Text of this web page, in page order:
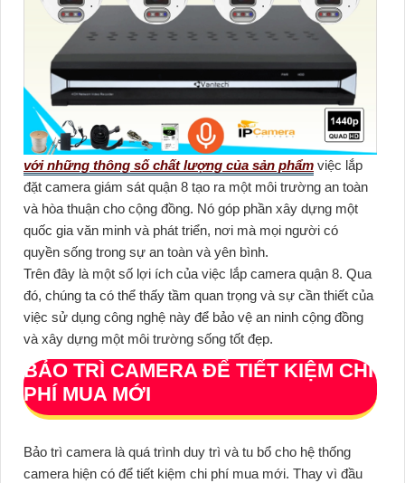
với những thông số chất lượng của sản phẩm việc lắp
đặt camera giám sát quận 8 tạo ra một môi trường an toàn
và hòa thuận cho cộng đồng. Nó góp phần xây dựng một
quốc gia văn minh và phát triển, nơi mà mọi người có
quyền sống trong sự an toàn và yên bình.
Trên đây là một số lợi ích của việc lắp camera quận 8. Qua
đó, chúng ta có thể thấy tầm quan trọng và sự cần thiết của
việc sử dụng công nghệ này để bảo vệ an ninh cộng đồng
và xây dựng một môi trường sống tốt đẹp.
BẢO TRÌ CAMERA ĐỂ TIẾT KIỆM CHI
PHÍ MUA MỚI
Bảo trì camera là quá trình duy trì và tu bổ cho hệ thống
camera hiện có để tiết kiệm chi phí mua mới. Thay vì đầu